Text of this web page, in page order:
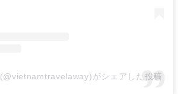
がシェアした投稿